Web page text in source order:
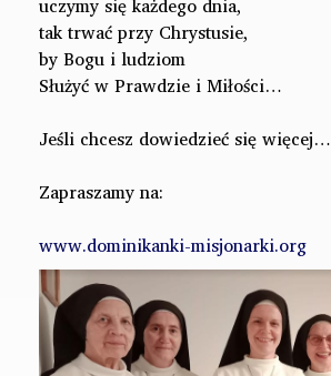
tak trwać przy Chrystusie,
by Bogu i ludziom
Służyć w Prawdzie i Miłości…
Jeśli chcesz dowiedzieć się więcej…
Zapraszamy na:
www.dominikanki-misjonarki.org